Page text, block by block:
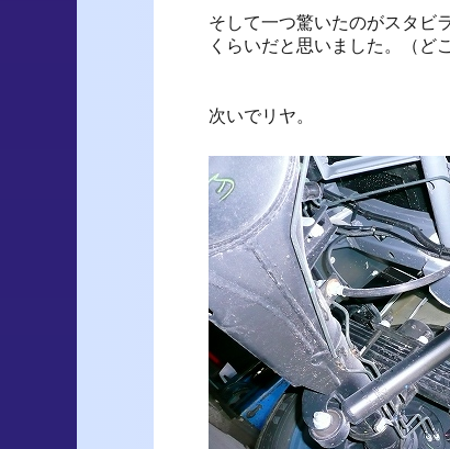
そして一つ驚いたのがスタビ
くらいだと思いました。（ど
次いでリヤ。